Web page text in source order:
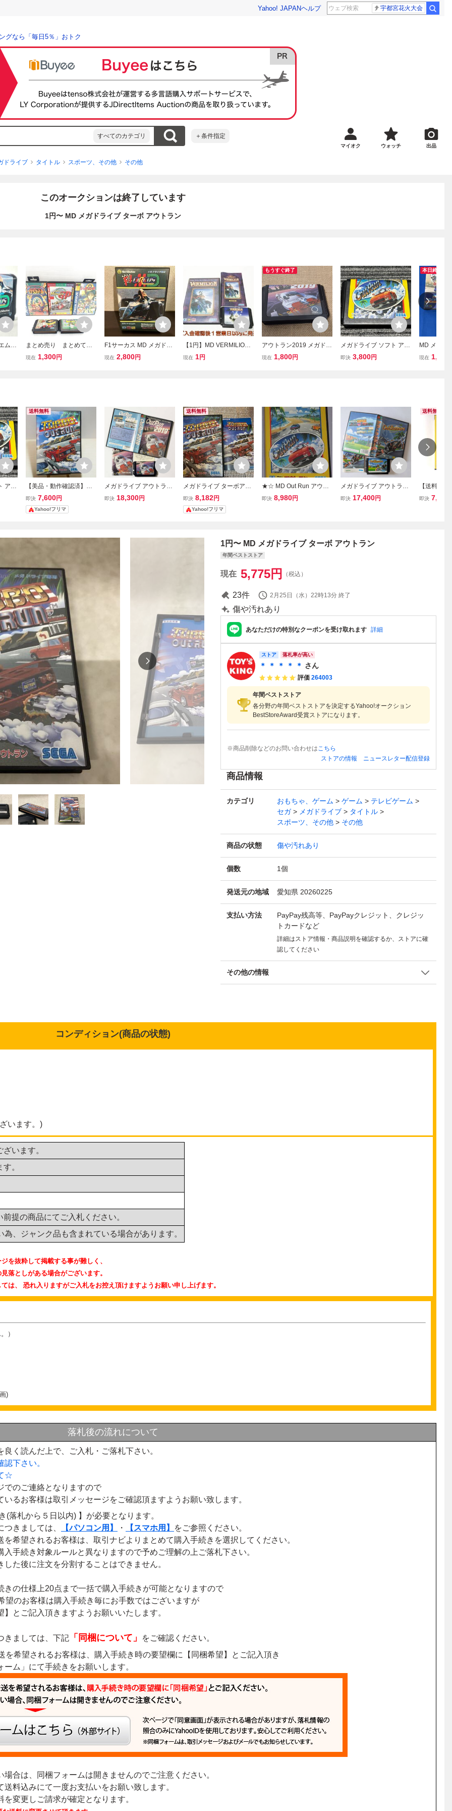
Yahoo! JAPANヘルプ 宇都宮花火大会
グなら「毎日5％」おトク
すべてのカテゴリ ＋条件指定
マイオク ウォッチ 出品
ドライブ タイトル スポーツ、その他 その他
このオークションは終了しています
1円〜 MD メガドライブ ターボ アウトラン
ムデ
まとめ売り まとめて
メガドライブ MD 箱
現在 1,300円
F1サーカス MD メガドラ
イブ
現在 2,800円
【1円】MD VERMILION
ヴァーミリオン ゲームソ
現在 1円
もうすぐ終了
アウトラン2019 メガドラ
イブ
現在 1,800円
メガドライブ ソフト アウ
トラン カセット MD
即決 3,800円
本日終了
MD メガ
パーハン
現在 1,780
アウ
送料無料
【美品・動作確認済】メ
ガドライブ ターボアウト
ラン 箱説付き MD セガ S
EGA
即決 7,600円
Yahoo!フリマ
メガドライブ アウトラン
2019 Mega Drive MD O
即決 18,300円
送料無料
メガドライブ ターボアウ
トラン TURBO OUTRUN
SEGA 箱説付き
即決 8,182円
Yahoo!フリマ
★☆ MD Out Run アウト
ラン SEGA メガドライブ
即決 8,980円
メガドライブ アウトラン
ナーズ Mega Drive MD
即決 17,400円
送料無料
【送料無
ライブ ア
即決 7,900
1円〜 MD メガドライブ ターボ アウトラン
年間ベストストア
現在 5,775円 （税込）
23件 2月25日（水）22時13分 終了
傷や汚れあり
あなただけの特別なクーポンを受け取れます 詳細
ストア 落札率が高い
＊ ＊ ＊ ＊ ＊ さん
評価 264003
年間ベストストア
各分野の年間ベストストアを決定するYahoo!オークション
BestStoreAward受賞ストアになります。
※商品削除などのお問い合わせはこちら
ストアの情報
ニュースレター配信登録
商品情報
カテゴリ おもちゃ、ゲーム ゲーム
テレビゲーム
セガ
メガドライブ
タイトル
スポーツ、その他
その他
商品の状態 傷や汚れあり
個数 1個
発送元の地域 愛知県 20260225
支払い方法
PayPay残高等、PayPayクレジット、クレジッ
トカードなど
詳細はストア情報・商品説明を確認するか、ストアに確
認してください
その他の情報